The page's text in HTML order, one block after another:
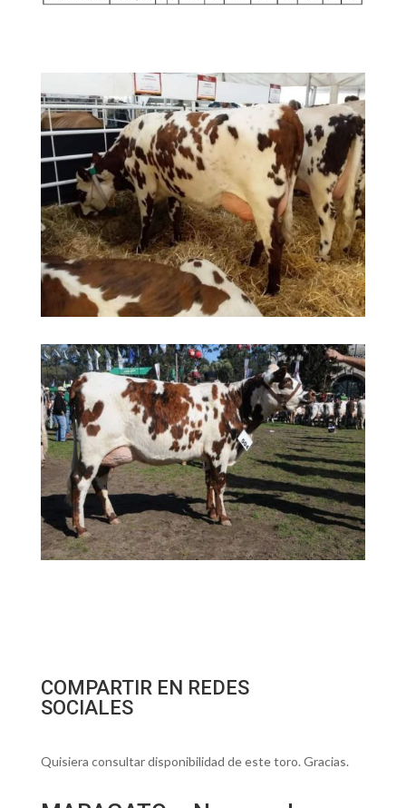
COMPARTIR EN REDES
SOCIALES
Quisiera consultar disponibilidad de este toro. Gracias.